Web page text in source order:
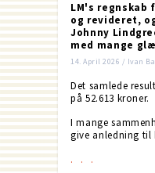
LM's regnskab
og revideret,
Johnny
med mange
14. April 2026 / Ivan
Det samlede
på 52.613 kroner.
I mange
give anledning